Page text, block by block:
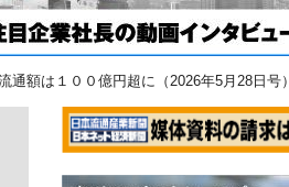
額は１００億円超に（2026年5月28日号）